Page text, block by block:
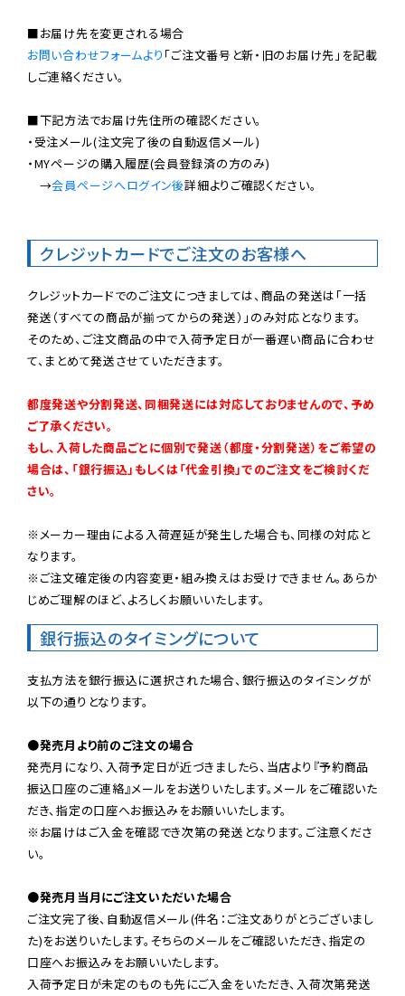
お問い合わせフォームより 「ご注文番号と新・旧のお届け先」を記載
しご連絡ください。
■下記方法でお届け先住所の確認ください。
・受注メール(注文完了後の自動返信メール)
・MYページの購入履歴(会員登録済の方のみ)
→会員ページへログイン後詳細よりご確認ください。
クレジットカードでご注文のお客様へ
クレジットカードでのご注文につきましては、商品の発送は「一括
発送（すべての商品が揃ってからの発送）」のみ対応となります。
そのため、ご注文商品の中で入荷予定日が一番遅い商品に合わせ
て、まとめて発送させていただきます。
都度発送や分割発送、同梱発送には対応しておりませんので、予め
ご了承ください。
もし、入荷した商品ごとに個別で発送（都度・分割発送）をご希望の
場合は、「銀行振込」もしくは「代金引換」でのご注文をご検討くだ
さい。
※メーカー理由による入荷遅延が発生した場合も、同様の対応と
なります。
※ご注文確定後の内容変更・組み換えはお受けできません。あらか
じめご理解のほど、よろしくお願いいたします。
銀行振込のタイミングについて
支払方法を銀行振込に選択された場合、銀行振込のタイミングが
以下の通りとなります。
●発売月より前のご注文の場合
発売月になり、入荷予定日が近づきましたら、当店より『予約商品
振込口座のご連絡』メールをお送りいたします。メールをご確認いた
だき、指定の口座へお振込みをお願いいたします。
※お届けはご入金を確認でき次第の発送となります。ご注意くださ
い。
●発売月当月にご注文いただいた場合
ご注文完了後、自動返信メール(件名：ご注文ありがとうございまし
た)をお送りいたします。そちらのメールをご確認いただき、指定の
口座へお振込みをお願いいたします。
入荷予定日が未定のものも先にご入金をいただき、入荷次第発送